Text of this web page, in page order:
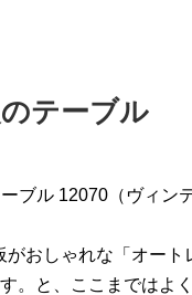
テーブル
おしゃれな「オー
。と、ここまではよ